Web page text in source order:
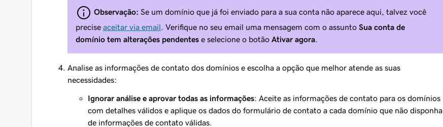
Observação: Se um domínio que já foi enviado para a sua conta não aparece aqui, talvez você
precise aceitar via email . Verifique no seu email uma mensagem com o assunto Sua conta de
domínio tem alterações pendentes e selecione o botão Ativar agora
Analise as informações de contato dos domínios e escolha a opção que melhor atende as suas
necessidades:
Ignorar análise e aprovar todas as informações: Aceite as informações de contato para os domínios
com detalhes válidos e aplique os dados do formulário de contato a cada domínio que não disponha
de informações de contato válidas.